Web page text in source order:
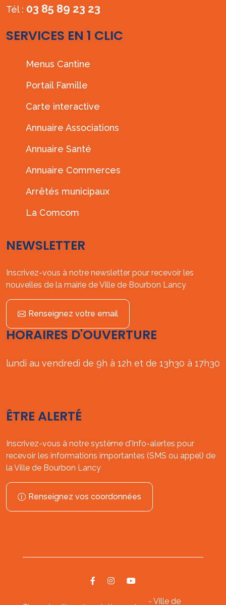
Tél : 03 85 89 23 23
SERVICES EN 1 CLIC
Menus Cantine
Portail Famille
Carte interactive
Annuaire Associations
Annuaire Santé
Annuaire Commerces
Arrêtés municipaux
La Comcom
NEWSLETTER
Inscrivez-vous à notre newsletter pour recevoir les
nouvelles de la mairie de Ville de Bourbon Lancy
Renseignez votre email
HORAIRES D'OUVERTURE
lundi au vendredi de 9h à 12h et de 13h30 à 17h30
ÊTRE ALERTÉ
Inscrivez-vous à notre système d'Info-alertes pour
recevoir les informations importantes (SMS ou appel) de
la Ville de Bourbon Lancy
Renseignez vos coordonnées
- Ville de